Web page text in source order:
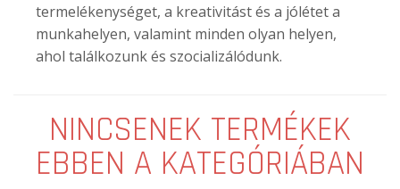
termelékenységet, a kreativitást és a jólétet a
munkahelyen, valamint minden olyan helyen,
ahol találkozunk és szocializálódunk.
NINCSENEK TERMÉKEK
EBBEN A KATEGÓRIÁBAN